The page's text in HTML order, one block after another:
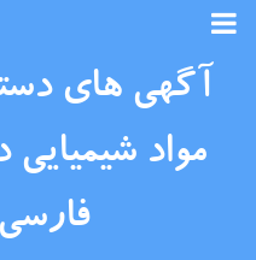
آگهی های
مواد شیمیایی